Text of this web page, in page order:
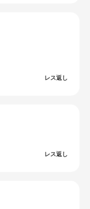
レス返し
レス返し